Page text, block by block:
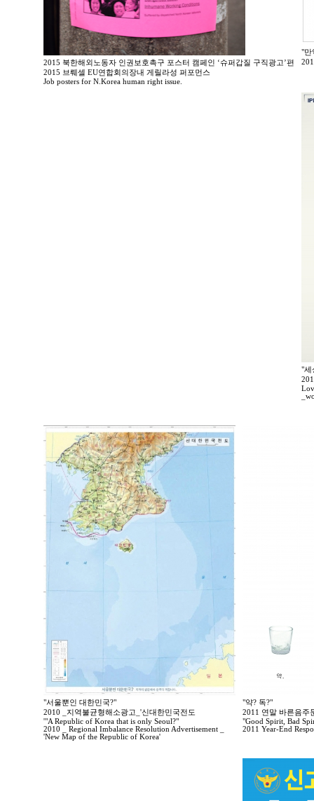
2015 북한해외노동자 인권보호촉구 포스터 캠페인 ‘슈퍼갑질 구직광고’편
2015 브뤠셀 EU연합회의장내 게릴라성 퍼포먼스
Job posters for N.Korea human right issue.
"만
"세
"서울뿐인 대한민국?"
2010 _지역불균형해소광고_'신대한민국전도
'"A Republic of Korea that is only Seoul?"
2010 _ Regional Imbalance Resolution Advertisement _
'New Map of the Republic of Korea'
"약? 독?"
2011 연말 바른음주
"Good Spirit, Bad
2011 Year-End